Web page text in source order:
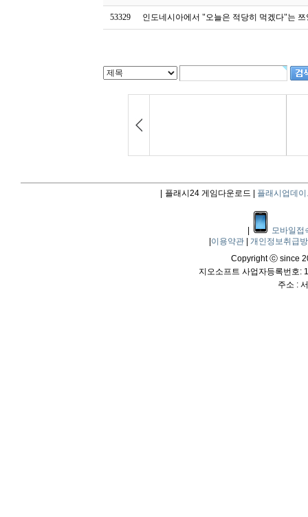
53329 인도네시아에서 "오늘은 적당히 먹겠다"는 쯔
플래시24 게임다운로드 | 플래시업데이
모바일접
이용약관
개인정보취급
Copyright ⓒ since
지오소프트 사업자등록번호:
주소 :